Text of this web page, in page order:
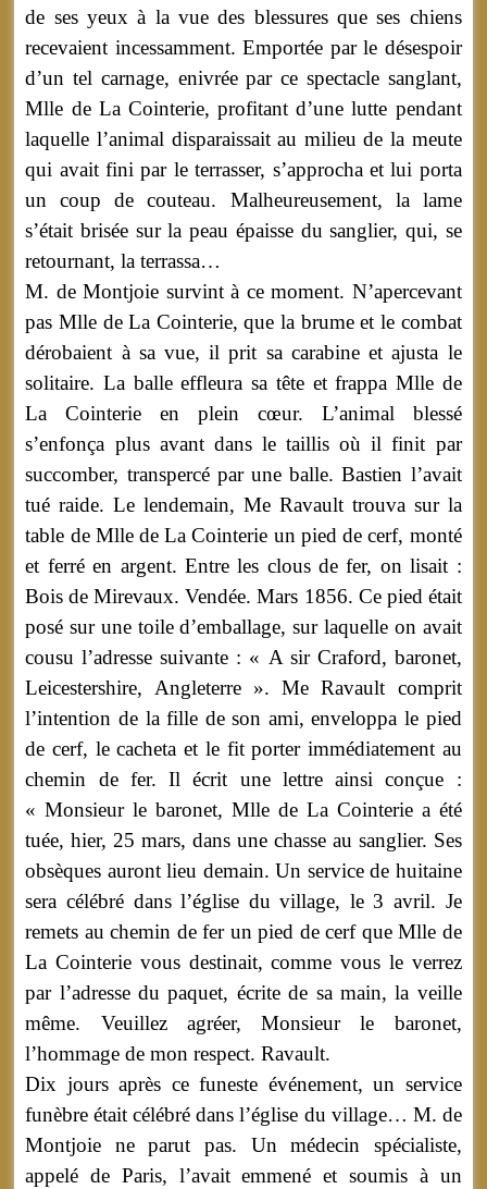
de ses yeux à la vue des blessures que ses chiens
recevaient incessamment. Emportée par le désespoir
d’un tel carnage, enivrée par ce spectacle sanglant,
Mlle de La Cointerie, profitant d’une lutte pendant
laquelle l’animal disparaissait au milieu de la meute
qui avait fini par le terrasser, s’approcha et lui porta
un coup de couteau. Malheureusement, la lame
s’était brisée sur la peau épaisse du sanglier, qui, se
retournant, la terrassa…
M. de Montjoie survint à ce moment. N’apercevant
pas Mlle de La Cointerie, que la brume et le combat
dérobaient à sa vue, il prit sa carabine et ajusta le
solitaire. La balle effleura sa tête et frappa Mlle de
La Cointerie en plein cœur. L’animal blessé
s’enfonça plus avant dans le taillis où il finit par
succomber, transpercé par une balle. Bastien l’avait
tué raide. Le lendemain, Me Ravault trouva sur la
table de Mlle de La Cointerie un pied de cerf, monté
et ferré en argent. Entre les clous de fer, on lisait :
Bois de Mirevaux. Vendée. Mars 1856. Ce pied était
posé sur une toile d’emballage, sur laquelle on avait
cousu l’adresse suivante : « A sir Craford, baronet,
Leicestershire, Angleterre ». Me Ravault comprit
l’intention de la fille de son ami, enveloppa le pied
de cerf, le cacheta et le fit porter immédiatement au
chemin de fer. Il écrit une lettre ainsi conçue :
« Monsieur le baronet, Mlle de La Cointerie a été
tuée, hier, 25 mars, dans une chasse au sanglier. Ses
obsèques auront lieu demain. Un service de huitaine
sera célébré dans l’église du village, le 3 avril. Je
remets au chemin de fer un pied de cerf que Mlle de
La Cointerie vous destinait, comme vous le verrez
par l’adresse du paquet, écrite de sa main, la veille
même. Veuillez agréer, Monsieur le baronet,
l’hommage de mon respect. Ravault.
Dix jours après ce funeste événement, un service
funèbre était célébré dans l’église du village… M. de
Montjoie ne parut pas. Un médecin spécialiste,
appelé de Paris, l’avait emmené et soumis à un